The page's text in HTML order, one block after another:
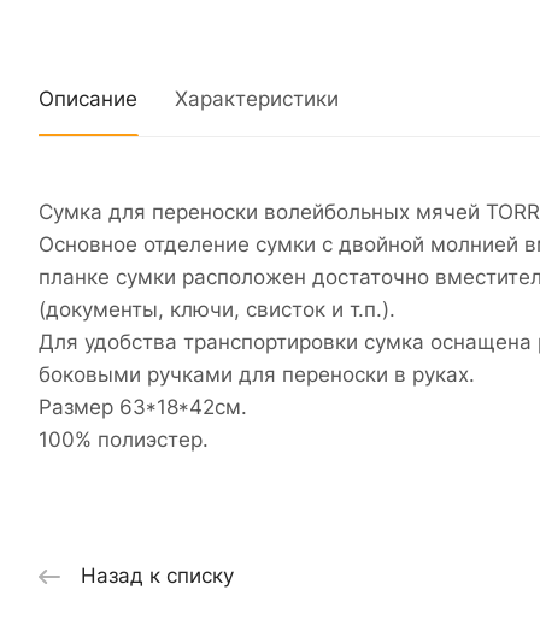
Описание Характеристики
Сумка для переноски волейбольных мячей
Основное отделение сумки с двойной молнией
планке сумки расположен достаточно
(документы, ключи, свисток и т.п.).
Для удобства транспортировки сумка
боковыми ручками для переноски в руках.
Размер 63*18*42см.
100% полиэстер.
Назад к списку